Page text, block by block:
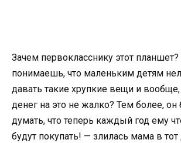
Зачем первокласснику этот
понимаешь, что маленьким детям
давать такие хрупкие вещи и вообще,
денег на это не жалко? Тем более, он
думать, что теперь каждый год ему
будут покупать! — злилась мама в тот